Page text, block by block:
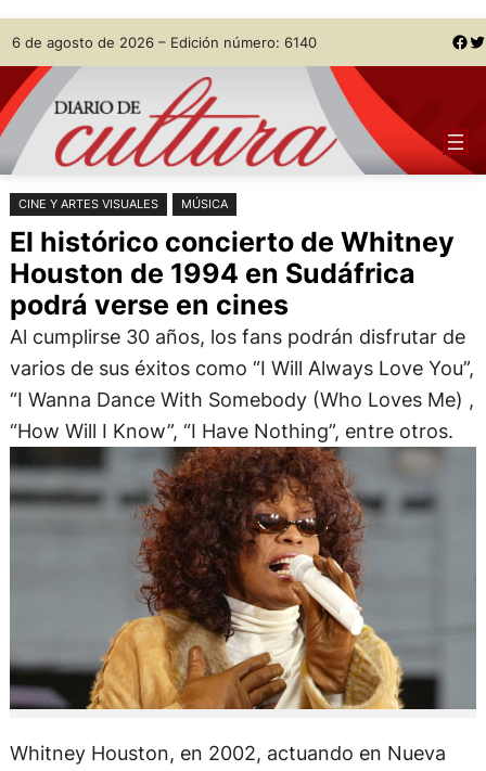
Saltar
al
contenido
Skip
to
content
6 de agosto de 2026 – Edición número: 6140 Facebook Twitter
CINE Y ARTES VISUALES MÚSICA
El histórico concierto de Whitney
Houston de 1994 en Sudáfrica
podrá verse en cines
Al cumplirse 30 años, los fans podrán disfrutar de
varios de sus éxitos como “I Will Always Love You”,
“I Wanna Dance With Somebody (Who Loves Me) ,
“How Will I Know”, “I Have Nothing”, entre otros.
Whitney Houston, en 2002, actuando en Nueva